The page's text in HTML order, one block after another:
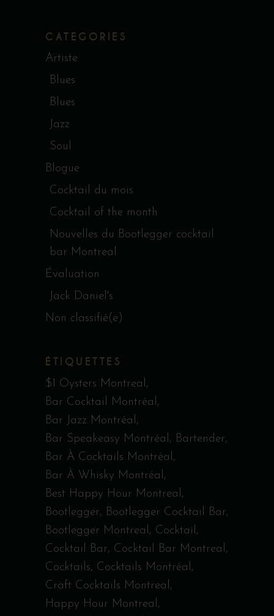
CATEGORIES
Artiste
Blues
Blues
Jazz
Soul
Blogue
Cocktail du mois
Cocktail of the month
Nouvelles du Bootlegger cocktail
bar Montreal
Évaluation
Jack Daniel's
Non classifié(e)
ÉTIQUETTES
$1 Oysters Montreal
Bar Cocktail Montréal
Bar Jazz Montréal
Bar Speakeasy Montréal
Bartender
Bar À Cocktails Montréal
Bar À Whisky Montréal
Best Happy Hour Montreal
Bootlegger
Bootlegger Cocktail Bar
Bootlegger Montreal
Cocktail
Cocktail Bar
Cocktail Bar Montreal
Cocktails
Cocktails Montréal
Craft Cocktails Montreal
Happy Hour Montreal